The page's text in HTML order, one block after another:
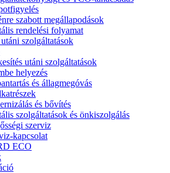
szabott megállapodások
rendelési folyamat
szolgáltatások
utáni szolgáltatások
helyezés
és állagmegóvás
és bővítés
szolgáltatások és önkiszolgálás
szerviz
kapcsolat
ECO